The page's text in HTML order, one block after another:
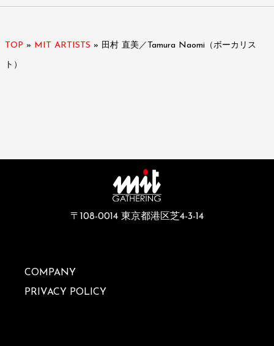
TOP » MIT ARTISTS » 田村 直美／Tamura Naomi（ボーカリス
ト）
〒108-0014 東京都港区芝4-3-14
COMPANY
PRIVACY POLICY